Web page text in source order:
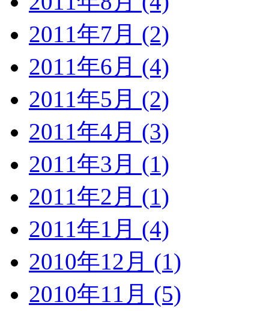
2011年7月 (2)
2011年6月 (4)
2011年5月 (2)
2011年4月 (3)
2011年3月 (1)
2011年2月 (1)
2011年1月 (4)
2010年12月 (1)
2010年11月 (5)